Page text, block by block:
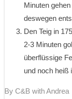
Minuten
deswegen
Den Teig in
2-3 Minuten
überflüssige
und noch heiß
By C&B with Andrea